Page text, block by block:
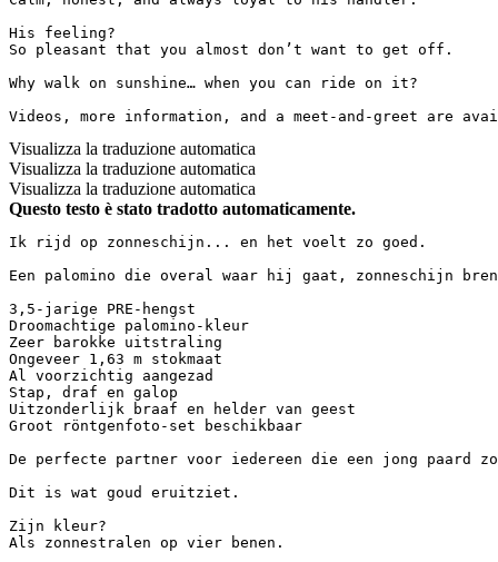
His feeling?
So pleasant that you almost don’t want to get off.
Why walk on sunshine… when you can ride on it?
Videos, more information, and a meet-and-greet are
Visualizza la traduzione automatica
Visualizza la traduzione automatica
Visualizza la traduzione automatica
Questo testo è stato tradotto automaticamente.
Ik rijd op zonneschijn... en het voelt zo goed.
Een palomino die overal waar hij gaat, zonneschijn
3,5-jarige PRE-hengst
Droomachtige palomino-kleur
Zeer barokke uitstraling
Ongeveer 1,63 m stokmaat
Al voorzichtig aangezad
Stap, draf en galop
Uitzonderlijk braaf en helder van geest
Groot röntgenfoto-set beschikbaar
De perfecte partner voor iedereen die een jong
Dit is wat goud eruitziet.
Zijn kleur?
Als zonnestralen op vier benen.